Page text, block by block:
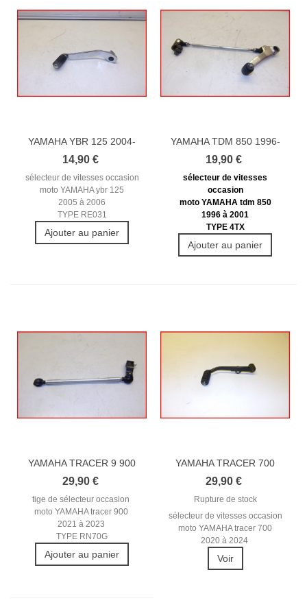
YAMAHA YBR 125 2004-
2006...
14,90 €
sélecteur de vitesses occasion
moto YAMAHA ybr 125
2005 à 2006
TYPE RE031
Ajouter au panier
YAMAHA TDM 850 1996-
2001...
19,90 €
sélecteur de vitesses
occasion
moto YAMAHA tdm 850
1996 à 2001
TYPE 4TX
Ajouter au panier
YAMAHA TRACER 9 900
2021-2023...
29,90 €
tige de sélecteur occasion
moto YAMAHA tracer 900
2021 à 2023
TYPE RN70G
Ajouter au panier
YAMAHA TRACER 700
2020-2024...
29,90 €
Rupture de stock
sélecteur de vitesses occasion
moto YAMAHA tracer 700
2020 à 2024
Voir